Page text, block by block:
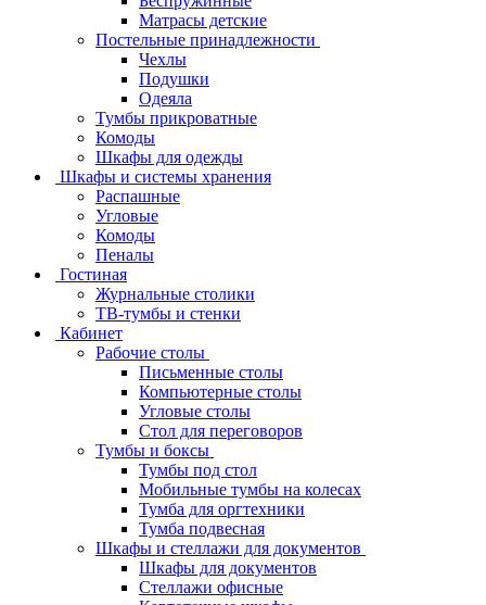
Матрасы детские
Постельные принадлежности
Чехлы
Подушки
Одеяла
Тумбы прикроватные
Комоды
Шкафы для одежды
Шкафы и системы хранения
Распашные
Угловые
Комоды
Пеналы
Гостиная
Журнальные столики
ТВ‑тумбы и стенки
Кабинет
Рабочие столы
Письменные столы
Компьютерные столы
Угловые столы
Стол для переговоров
Тумбы и боксы
Тумбы под стол
Мобильные тумбы на колесах
Тумба для оргтехники
Тумба подвесная
Шкафы и стеллажи для документов
Шкафы для документов
Стеллажи офисные